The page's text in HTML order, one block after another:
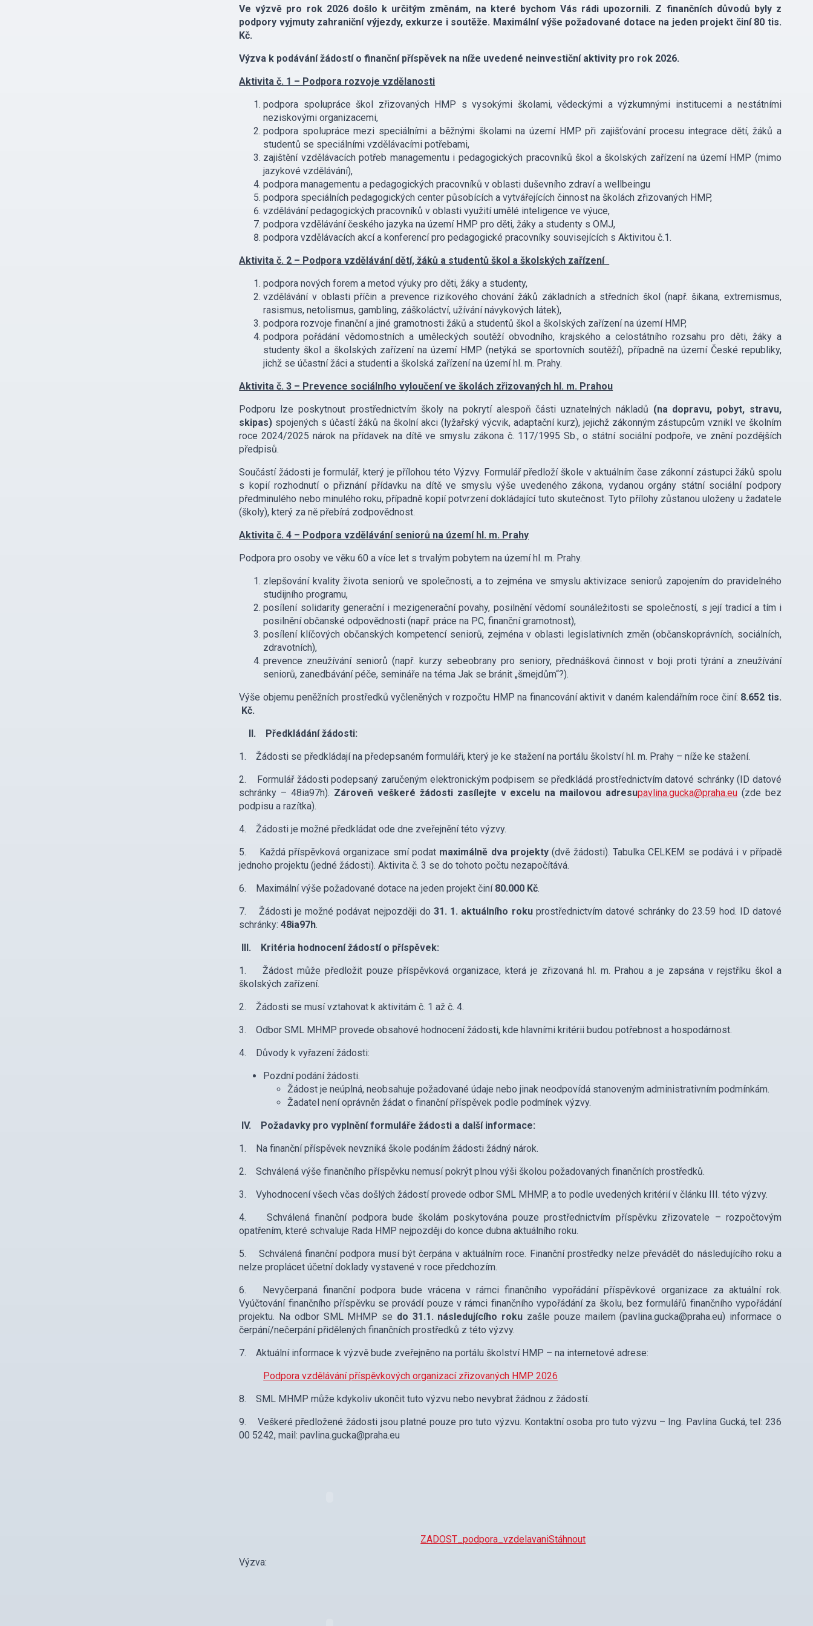
Ve výzvě pro rok 2026 došlo k určitým změnám, na které bychom Vás rádi upozornili. Z finančních důvodů byly z
podpory vyjmuty zahraniční výjezdy, exkurze i soutěže. Maximální výše požadované dotace na jeden projekt činí 80 tis.
Kč.
Výzva k podávání žádostí o finanční příspěvek na níže uvedené neinvestiční aktivity pro rok 2026.
Aktivita č. 1 – Podpora rozvoje vzdělanosti
podpora spolupráce škol zřizovaných HMP s vysokými školami, vědeckými a výzkumnými institucemi a nestátními
neziskovými organizacemi,
podpora spolupráce mezi speciálními a běžnými školami na území HMP při zajišťování procesu integrace dětí, žáků a
studentů se speciálními vzdělávacími potřebami,
zajištění vzdělávacích potřeb managementu i pedagogických pracovníků škol a školských zařízení na území HMP (mimo
jazykové vzdělávání),
podpora managementu a pedagogických pracovníků v oblasti duševního zdraví a wellbeingu
podpora speciálních pedagogických center působících a vytvářejících činnost na školách zřizovaných HMP,
vzdělávání pedagogických pracovníků v oblasti využití umělé inteligence ve výuce,
podpora vzdělávání českého jazyka na území HMP pro děti, žáky a studenty s OMJ,
podpora vzdělávacích akcí a konferencí pro pedagogické pracovníky souvisejících s Aktivitou č.1.
Aktivita č. 2 – Podpora vzdělávání dětí, žáků a studentů škol a školských zařízení
podpora nových forem a metod výuky pro děti, žáky a studenty,
vzdělávání v oblasti příčin a prevence rizikového chování žáků základních a středních škol (např. šikana, extremismus,
rasismus, netolismus, gambling, záškoláctví, užívání návykových látek),
podpora rozvoje finanční a jiné gramotnosti žáků a studentů škol a školských zařízení na území HMP,
podpora pořádání vědomostních a uměleckých soutěží obvodního, krajského a celostátního rozsahu pro děti, žáky a
studenty škol a školských zařízení na území HMP (netýká se sportovních soutěží), případně na území České republiky,
jichž se účastní žáci a studenti a školská zařízení na území hl. m. Prahy.
Aktivita č. 3 – Prevence sociálního vyloučení ve školách zřizovaných hl. m. Prahou
Podporu lze poskytnout prostřednictvím školy na pokrytí alespoň části uznatelných nákladů (na dopravu, pobyt, stravu,
skipas) spojených s účastí žáků na školní akci (lyžařský výcvik, adaptační kurz), jejichž zákonným zástupcům vznikl ve školním
roce 2024/2025 nárok na přídavek na dítě ve smyslu zákona č. 117/1995 Sb., o státní sociální podpoře, ve znění pozdějších
předpisů.
Součástí žádosti je formulář, který je přílohou této Výzvy. Formulář předloží škole v aktuálním čase zákonní zástupci žáků spolu
s kopií rozhodnutí o přiznání přídavku na dítě ve smyslu výše uvedeného zákona, vydanou orgány státní sociální podpory
předminulého nebo minulého roku, případně kopií potvrzení dokládající tuto skutečnost. Tyto přílohy zůstanou uloženy u žadatele
(školy), který za ně přebírá zodpovědnost.
Aktivita č. 4 – Podpora vzdělávání seniorů na území hl. m. Prahy
Podpora pro osoby ve věku 60 a více let s trvalým pobytem na území hl. m. Prahy.
zlepšování kvality života seniorů ve společnosti, a to zejména ve smyslu aktivizace seniorů zapojením do pravidelného
studijního programu,
posílení solidarity generační i mezigenerační povahy, posilnění vědomí sounáležitosti se společností, s její tradicí a tím i
posilnění občanské odpovědnosti (např. práce na PC, finanční gramotnost),
posílení klíčových občanských kompetencí seniorů, zejména v oblasti legislativních změn (občanskoprávních, sociálních,
zdravotních),
prevence zneužívání seniorů (např. kurzy sebeobrany pro seniory, přednášková činnost v boji proti týrání a zneužívání
seniorů, zanedbávání péče, semináře na téma Jak se bránit „šmejdům“?).
Výše objemu peněžních prostředků vyčleněných v rozpočtu HMP na financování aktivit v daném kalendářním roce činí: 8.652 tis.
Kč.
II. Předkládání žádosti:
1. Žádosti se předkládají na předepsaném formuláři, který je ke stažení na portálu školství hl. m. Prahy – níže ke stažení.
2. Formulář žádosti podepsaný zaručeným elektronickým podpisem se předkládá prostřednictvím datové schránky (ID datové
schránky – 48ia97h). Zároveň veškeré žádosti zasílejte v excelu na mailovou adresupavlina.gucka@praha.eu (zde bez
podpisu a razítka).
4. Žádosti je možné předkládat ode dne zveřejnění této výzvy.
5. Každá příspěvková organizace smí podat maximálně dva projekty(dvě žádosti). Tabulka CELKEM se podává i v případě
jednoho projektu (jedné žádosti). Aktivita č. 3 se do tohoto počtu nezapočítává.
6. Maximální výše požadované dotace na jeden projekt činí 80.000 Kč.
7. Žádosti je možné podávat nejpozději do 31. 1. aktuálního rokuprostřednictvím datové schránky do 23.59 hod. ID datové
schránky:48ia97h.
III. Kritéria hodnocení žádostí o příspěvek:
1. Žádost může předložit pouze příspěvková organizace, která je zřizovaná hl. m. Prahou a je zapsána v rejstříku škol a
školských zařízení.
2. Žádosti se musí vztahovat k aktivitám č. 1 až č. 4.
3. Odbor SML MHMP provede obsahové hodnocení žádosti, kde hlavními kritérii budou potřebnost a hospodárnost.
4. Důvody k vyřazení žádosti:
Pozdní podání žádosti.
Žádost je neúplná, neobsahuje požadované údaje nebo jinak neodpovídá stanoveným administrativním podmínkám.
Žadatel není oprávněn žádat o finanční příspěvek podle podmínek výzvy.
IV. Požadavky pro vyplnění formuláře žádosti a další informace:
1. Na finanční příspěvek nevzniká škole podáním žádosti žádný nárok.
2. Schválená výše finančního příspěvku nemusí pokrýt plnou výši školou požadovaných finančních prostředků.
3. Vyhodnocení všech včas došlých žádostí provede odbor SML MHMP, a to podle uvedených kritérií v článku III. této výzvy.
4. Schválená finanční podpora bude školám poskytována pouze prostřednictvím příspěvku zřizovatele – rozpočtovým
opatřením, které schvaluje Rada HMP nejpozději do konce dubna aktuálního roku.
5. Schválená finanční podpora musí být čerpána v aktuálním roce. Finanční prostředky nelze převádět do následujícího roku a
nelze proplácet účetní doklady vystavené v roce předchozím.
6. Nevyčerpaná finanční podpora bude vrácena v rámci finančního vypořádání příspěvkové organizace za aktuální rok.
Vyúčtování finančního příspěvku se provádí pouze v rámci finančního vypořádání za školu, bez formulářů finančního vypořádání
projektu. Na odbor SML MHMP se do 31.1. následujícího roku zašle pouze mailem (pavlina.gucka@praha.eu) informace o
čerpání/nečerpání přidělených finančních prostředků z této výzvy.
7. Aktuální informace k výzvě bude zveřejněno na portálu školství HMP – na internetové adrese:
Podpora vzdělávání příspěvkových organizací zřizovaných HMP 2026
8. SML MHMP může kdykoliv ukončit tuto výzvu nebo nevybrat žádnou z žádostí.
9. Veškeré předložené žádosti jsou platné pouze pro tuto výzvu. Kontaktní osoba pro tuto výzvu – Ing. Pavlína Gucká, tel: 236
00 5242, mail: pavlina.gucka@praha.eu
ZADOST_podpora_vzdelavaniStáhnout
Výzva: